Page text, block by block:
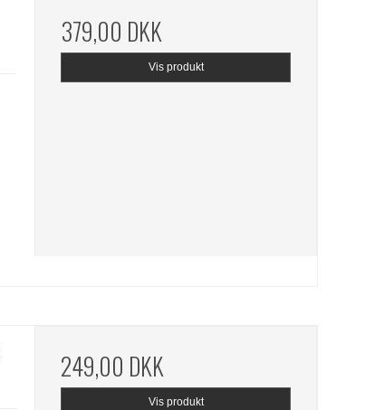
379,00 DKK
Vis produkt
249,00 DKK
Vis produkt